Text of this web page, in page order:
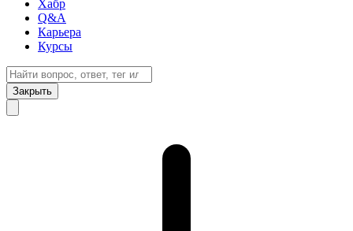
Хабр
Q&A
Карьера
Курсы
Закрыть